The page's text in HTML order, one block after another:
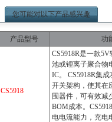
您可能对以下产品感兴趣
产品型号 功
CS5918
CS5918R是一款
池或锂离子聚合物
IC。 CS5918R集
开关架构，使其在
围器件，可有效减
BOM成本。
电电流能力，充电